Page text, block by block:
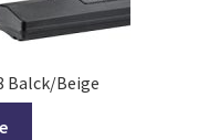
Balck/Beige